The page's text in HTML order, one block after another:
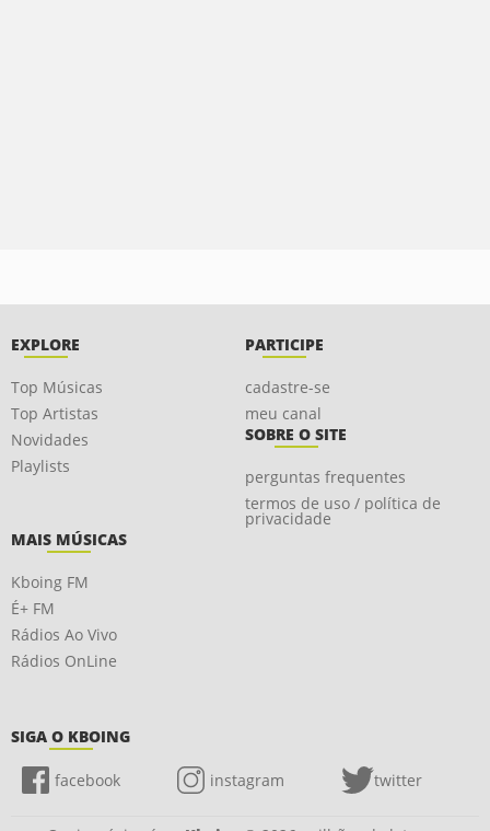
EXPLORE
Top Músicas
Top Artistas
Novidades
Playlists
PARTICIPE
cadastre-se
meu canal
SOBRE O SITE
perguntas frequentes
termos de uso / política de
privacidade
MAIS MÚSICAS
Kboing FM
É+ FM
Rádios Ao Vivo
Rádios OnLine
SIGA O KBOING
facebook instagram twitter